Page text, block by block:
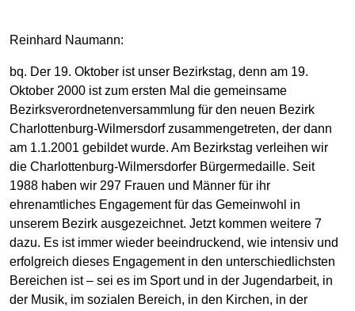
Reinhard Naumann:
bq. Der 19. Oktober ist unser Bezirkstag, denn am 19.
Oktober 2000 ist zum ersten Mal die gemeinsame
Bezirksverordnetenversammlung für den neuen Bezirk
Charlottenburg-Wilmersdorf zusammengetreten, der dann
am 1.1.2001 gebildet wurde. Am Bezirkstag verleihen wir
die Charlottenburg-Wilmersdorfer Bürgermedaille. Seit
1988 haben wir 297 Frauen und Männer für ihr
ehrenamtliches Engagement für das Gemeinwohl in
unserem Bezirk ausgezeichnet. Jetzt kommen weitere 7
dazu. Es ist immer wieder beeindruckend, wie intensiv und
erfolgreich dieses Engagement in den unterschiedlichsten
Bereichen ist – sei es im Sport und in der Jugendarbeit, in
der Musik, im sozialen Bereich, in den Kirchen, in der